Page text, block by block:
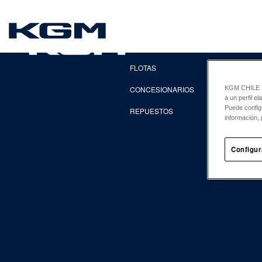
SsangYong
FLOTAS
CONCESIONARIOS
REPUESTOS
KGM
a un perfil
Puede
información,